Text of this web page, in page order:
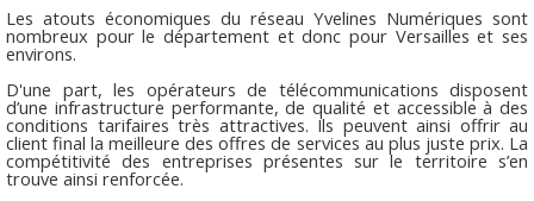
Les atouts économiques du réseau Yvelines Numériques sont
nombreux pour le département et donc pour Versailles et ses
environs.
D'une part, les opérateurs de télécommunications disposent
d’une infrastructure performante, de qualité et accessible à des
conditions tarifaires très attractives. Ils peuvent ainsi offrir au
client final la meilleure des offres de services au plus juste prix. La
compétitivité des entreprises présentes sur le territoire s’en
trouve ainsi renforcée.